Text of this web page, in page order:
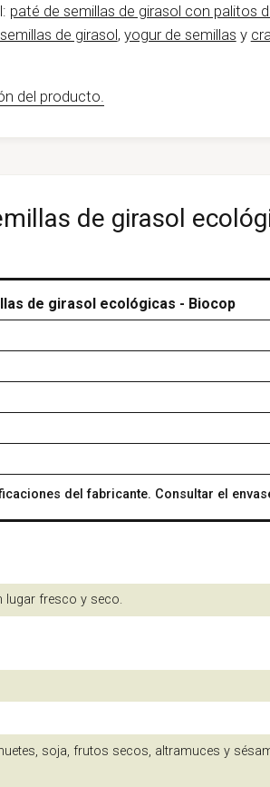
paté de semillas de girasol con palitos
de girasol, yogur de semillas y
del producto.
de girasol
de girasol ecológicas - Biocop
del fabricante. Consultar el
lugar fresco y seco.
soja, frutos secos, altramuces y